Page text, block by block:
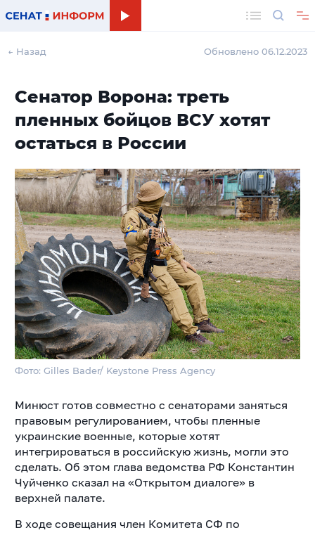
← Назад Обновлено 06.12.2023
Сенатор Ворона: треть
пленных бойцов ВСУ хотят
остаться в России
Фото: Gilles Bader/ Keystone Press Agency
Минюст готов совместно с сенаторами заняться
правовым регулированием, чтобы пленные
украинские военные, которые хотят
интегрироваться в российскую жизнь, могли это
сделать. Об этом глава ведомства РФ Константин
Чуйченко сказал на «Открытом диалоге» в
верхней палате.
В ходе совещания член Комитета СФ по